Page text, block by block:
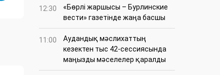
12:30
«Бөрлі жаршысы – Бурлинские
вести» газетінде жаңа басшы
11:00
Аудандық мәслихаттың
кезектен тыс 42-сессиясында
маңызды мәселелер қаралды